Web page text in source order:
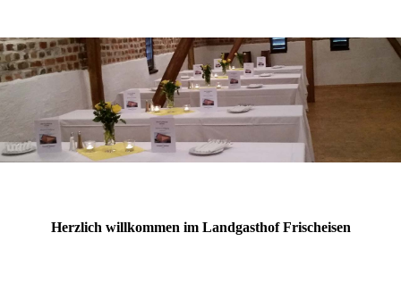
Herzlich willkommen im Landgasthof Frischeisen